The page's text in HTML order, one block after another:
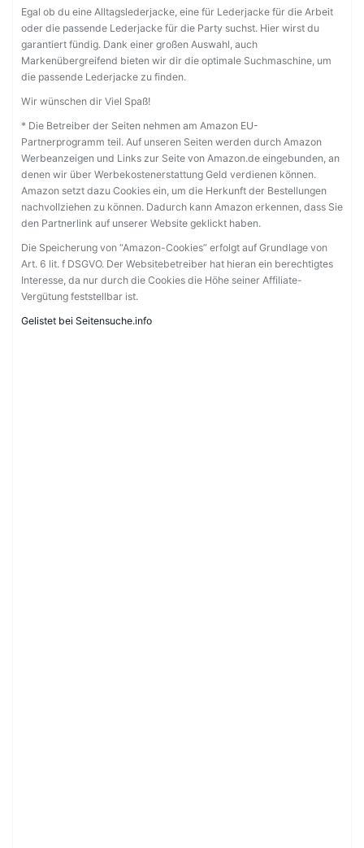
Egal ob du eine Alltagslederjacke, eine für Lederjacke für die Arbeit
oder die passende Lederjacke für die Party suchst. Hier wirst du
garantiert fündig. Dank einer großen Auswahl, auch
Markenübergreifend bieten wir dir die optimale Suchmaschine, um
die passende Lederjacke zu finden.
Wir wünschen dir Viel Spaß!
* Die Betreiber der Seiten nehmen am Amazon EU-
Partnerprogramm teil. Auf unseren Seiten werden durch Amazon
Werbeanzeigen und Links zur Seite von Amazon.de eingebunden, an
denen wir über Werbekostenerstattung Geld verdienen können.
Amazon setzt dazu Cookies ein, um die Herkunft der Bestellungen
nachvollziehen zu können. Dadurch kann Amazon erkennen, dass Sie
den Partnerlink auf unserer Website geklickt haben.
Die Speicherung von “Amazon-Cookies” erfolgt auf Grundlage von
Art. 6 lit. f DSGVO. Der Websitebetreiber hat hieran ein berechtigtes
Interesse, da nur durch die Cookies die Höhe seiner Affiliate-
Vergütung feststellbar ist.
Gelistet bei Seitensuche.info